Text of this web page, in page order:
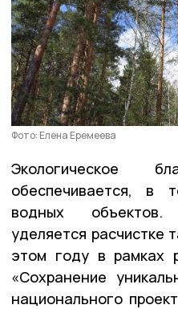
Фото: Елена Еремеева
Экологическое
обеспечивается, в
водных
уделяется расчистке
этом году в рамках
«Сохранение
национального